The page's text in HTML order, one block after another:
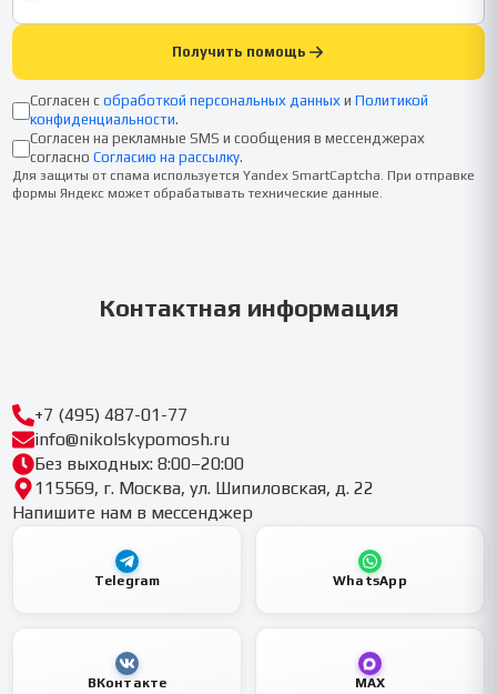
Получить помощь
Согласен с обработкой персональных данных и Политикой
конфиденциальности.
Согласен на рекламные SMS и сообщения в мессенджерах
согласно Согласию на рассылку.
Для защиты от спама используется Yandex SmartCaptcha. При отправке
формы Яндекс может обрабатывать технические данные.
Контактная информация
+7 (495) 487-01-77
info@nikolskypomosh.ru
Без выходных: 8:00–20:00
115569, г. Москва, ул. Шипиловская, д. 22
Напишите нам в мессенджер
Telegram WhatsApp
ВКонтакте MAX